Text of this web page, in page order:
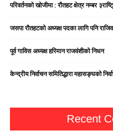
परिवर्तनको खोजीमा : रौतहट क्षेत्र नम्बर
जसपा राैतहटको अध्यक्ष पदका लागि पनि
पूर्व गाविस अध्यक्ष हरिमान राजवंशीको निधन
केन्द्रीय निर्वाचन समितिद्धारा महासङ्घको
Recent